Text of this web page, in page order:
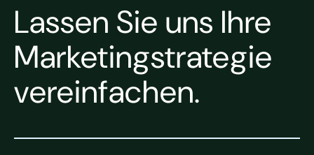
Lassen Sie uns Ihre
Marketingstrategie
vereinfachen.